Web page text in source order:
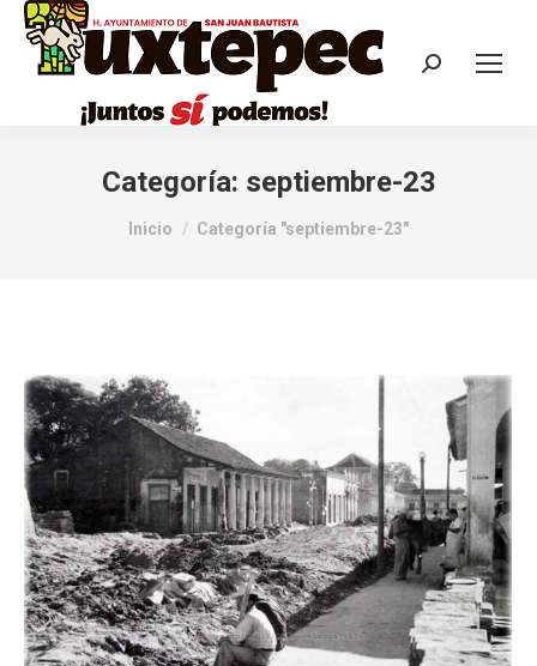
Categoría: septiembre-23
Estás aquí:
Inicio Categoría "septiembre-23"